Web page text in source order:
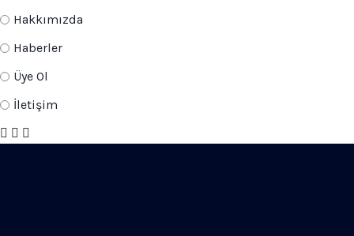
Hakkımızda
Haberler
Üye Ol
İletişim